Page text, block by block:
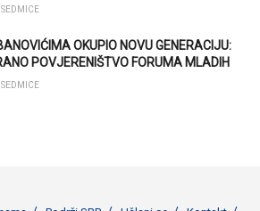
SEDMICE
OKUPIO NOVU GENERACIJU:
POVJERENIŠTVO FORUMA MLADIH
SEDMICE